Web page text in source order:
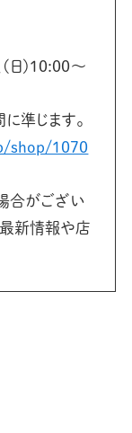
(日)10:00〜
準じます。
shop/1070
合がござい
新情報や店